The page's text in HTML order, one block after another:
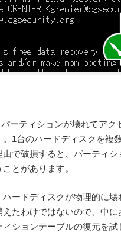
パーティションが壊れてア
。1台のハードディスクを複
由で破損すると、パーティ
とがあります。
ハードディスクが物理的に
たわけではないので、中
ィションテーブルの復元を試